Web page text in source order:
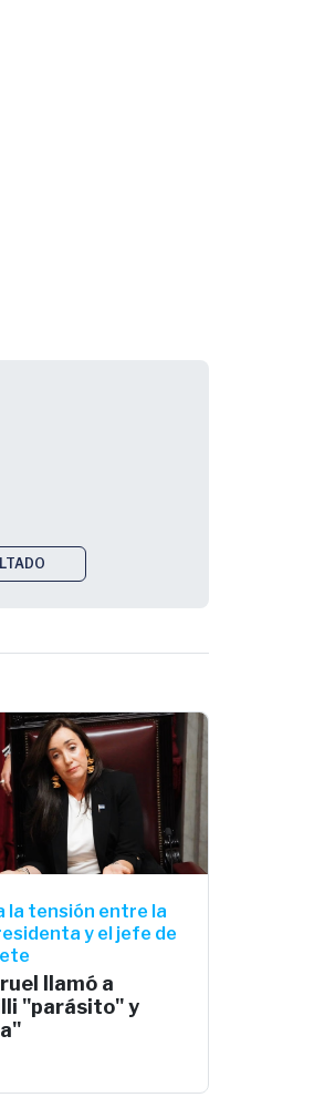
la tensión entre la
y el jefe de
llamó a
"parásito" y